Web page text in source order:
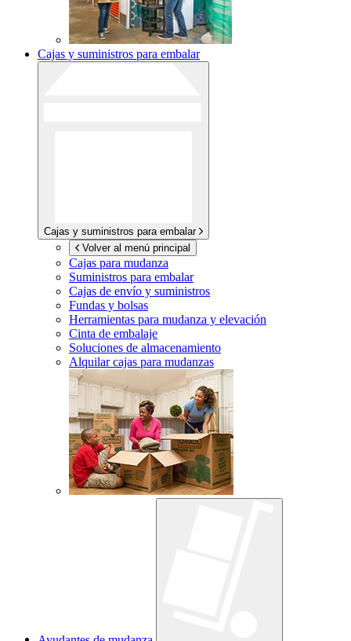
Cajas y suministros para embalar
Cajas y suministros para embalar
Volver al menú principal
Cajas para mudanza
Suministros para embalar
Cajas de envío y suministros
Fundas y bolsas
Herramientas para mudanza y elevación
Cinta de embalaje
Soluciones de almacenamiento
Alquilar cajas para mudanzas